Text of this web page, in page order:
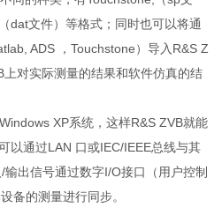
dat文件）等格式；同时也可以将通
ADS ，Touchstone）导入R&S Z
对实际测量的结果和软件仿真的结
XP系统，这样R&S ZVB就能
以通过LAN 口或IEC/IEEE总线与其
出信号通过数字I/O接口（用户控制
备的测量进行同步。